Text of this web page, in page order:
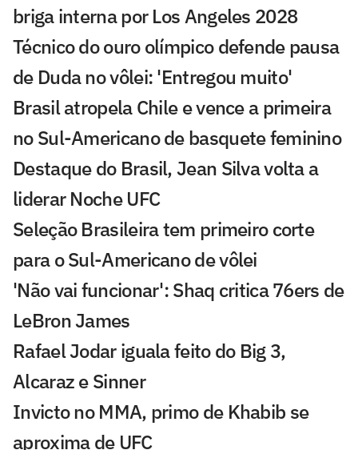
briga interna por Los Angeles 2028
Técnico do ouro olímpico defende pausa
de Duda no vôlei: 'Entregou muito'
Brasil atropela Chile e vence a primeira
no Sul-Americano de basquete feminino
Destaque do Brasil, Jean Silva volta a
liderar Noche UFC
Seleção Brasileira tem primeiro corte
para o Sul-Americano de vôlei
'Não vai funcionar': Shaq critica 76ers de
LeBron James
Rafael Jodar iguala feito do Big 3,
Alcaraz e Sinner
Invicto no MMA, primo de Khabib se
aproxima de UFC